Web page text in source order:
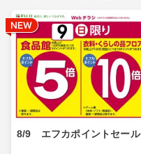
8/9 エフカポイントセール